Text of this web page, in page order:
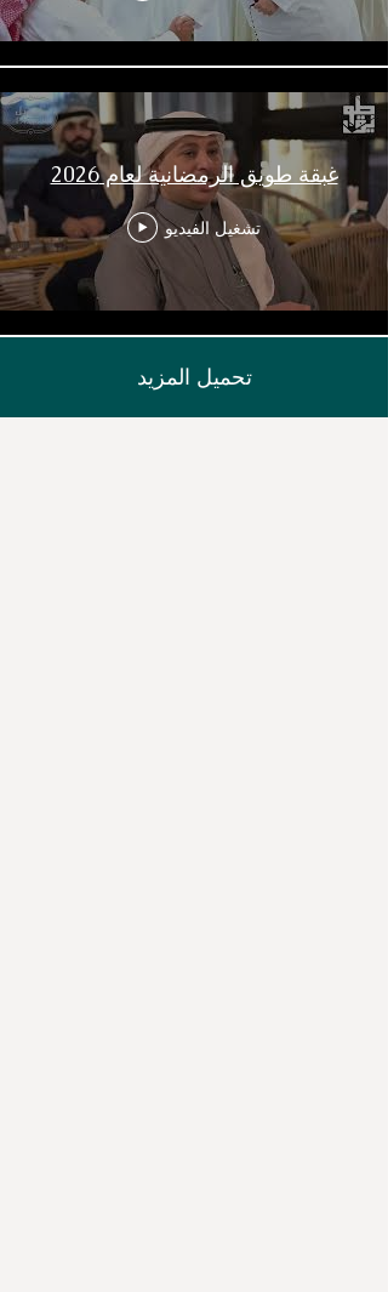
غبقة طويق الرمضانية لعام 2026
تشغيل الفيديو
تحميل المزيد